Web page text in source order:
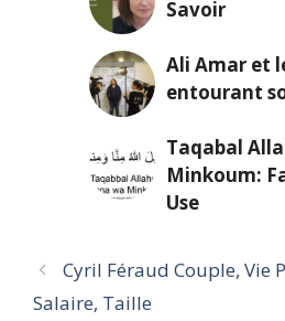
Savoir
Ali Amar et
entourant
Taqabal
Minkoum:
Use
Cyril Féraud Couple, Vie
Salaire, Taille